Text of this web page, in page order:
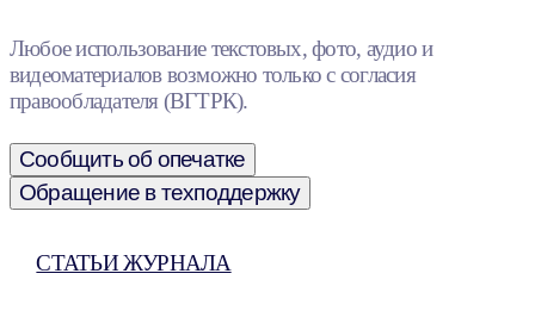
Любое использование текстовых, фото, аудио и
видеоматериалов возможно только с согласия
правообладателя (ВГТРК).
Сообщить об опечатке
Обращение в техподдержку
СТАТЬИ ЖУРНАЛА